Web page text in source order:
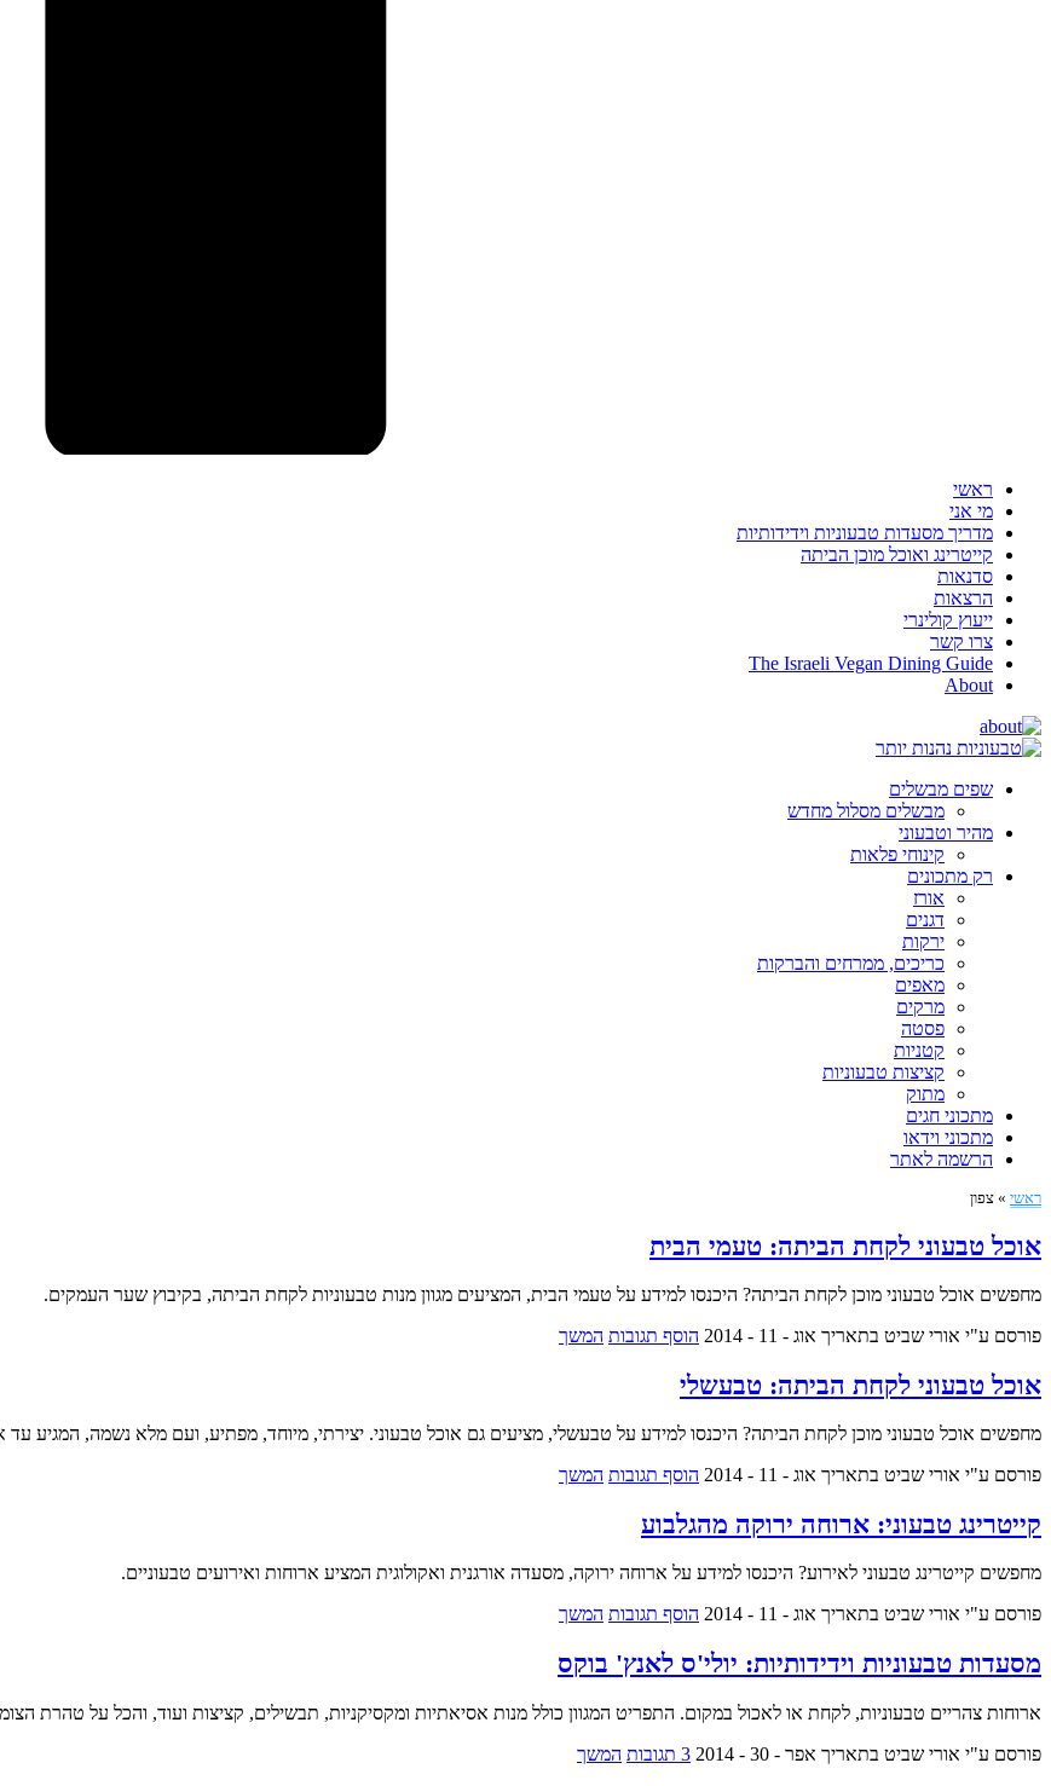
ראשי
מי אני
מדריך מסעדות טבעוניות וידידותיות
קייטרינג ואוכל מוכן הביתה
סדנאות
הרצאות
ייעוץ קולינרי
צרו קשר
The Israeli Vegan Dining Guide
About
שפים מבשלים
מבשלים מסלול מחדש
מהיר וטבעוני
קינוחי פלאות
רק מתכונים
אורז
דגנים
ירקות
כריכים, ממרחים והברקות
מאפים
מרקים
פסטה
קטניות
קציצות טבעוניות
מתוק
מתכוני חגים
מתכוני וידאו
הרשמה לאתר
ראשי » צפון
אוכל טבעוני לקחת הביתה: טעמי הבית
מחפשים אוכל טבעוני מוכן לקחת הביתה? היכנסו למידע על טעמי הבית, המציעים מגוון מנות טבעוניות לקחת הביתה, בקיבוץ שער העמקים.
פורסם ע"י אורי שביט בתאריך אוג - 11 - 2014 הוסף תגובות המשך
אוכל טבעוני לקחת הביתה: טבעשלי
מחפשים אוכל טבעוני מוכן לקחת הביתה? היכנסו למידע על טבעשלי, מציעים גם אוכל טבעוני. יצירתי, מיוחד, מפתיע, ועם מלא נשמה, המגיע עד
פורסם ע"י אורי שביט בתאריך אוג - 11 - 2014 הוסף תגובות המשך
קייטרינג טבעוני: ארוחה ירוקה מהגלבוע
מחפשים קייטרינג טבעוני לאירוע? היכנסו למידע על ארוחה ירוקה, מסעדה אורגנית ואקולוגית המציע ארוחות ואירועים טבעוניים.
פורסם ע"י אורי שביט בתאריך אוג - 11 - 2014 הוסף תגובות המשך
מסעדות טבעוניות וידידותיות: יולי'ס לאנץ' בוקס
ארוחות צהריים טבעוניות, לקחת או לאכול במקום. התפריט המגוון כולל מנות אסיאתיות ומקסיקניות, תבשילים, קציצות ועוד, והכל על טהרת
פורסם ע"י אורי שביט בתאריך אפר - 30 - 2014 3 תגובות המשך